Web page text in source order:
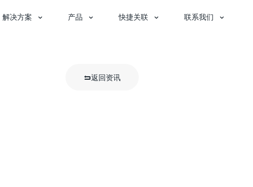
解决方案 产品 快捷关联 联系我们
返回资讯